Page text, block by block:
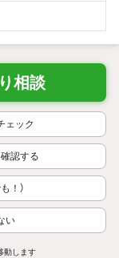
相談
ェック
認する
！）
い
動します